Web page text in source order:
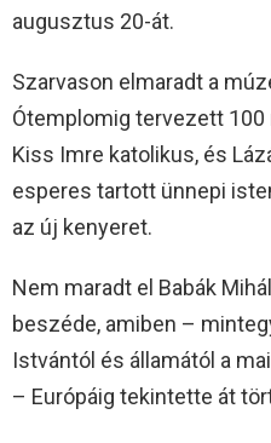
augusztus 20-át.
Szarvason elmaradt a
Ótemplomig tervezett
Kiss Imre katolikus, és
esperes tartott ünnepi
az új kenyeret.
Nem maradt el Babák
beszéde, amiben –
Istvántól és államától a
– Európáig tekintette át